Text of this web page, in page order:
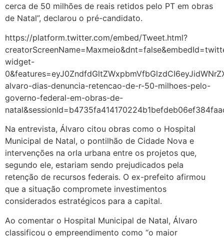
cerca de 50 milhões de reais retidos pelo PT em obras
de Natal”, declarou o pré-candidato.
https://platform.twitter.com/embed/Tweet.html?
widget-
alvaro-dias-denuncia-retencao-de-r-50-milhoes-pelo-
governo-federal-em-obras-de-
Na entrevista, Álvaro citou obras como o Hospital
Municipal de Natal, o pontilhão de Cidade Nova e
intervenções na orla urbana entre os projetos que,
segundo ele, estariam sendo prejudicados pela
retenção de recursos federais. O ex-prefeito afirmou
que a situação compromete investimentos
considerados estratégicos para a capital.
Ao comentar o Hospital Municipal de Natal, Álvaro
classificou o empreendimento como “o maior